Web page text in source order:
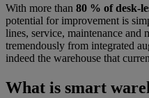
With more than 80 % of desk-
potential for improvement is
lines, service, maintenance and
tremendously from integrated
indeed the warehouse that
What is smart